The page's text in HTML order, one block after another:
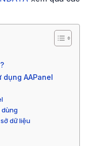
dụng AAPanel
dùng
dữ liệu